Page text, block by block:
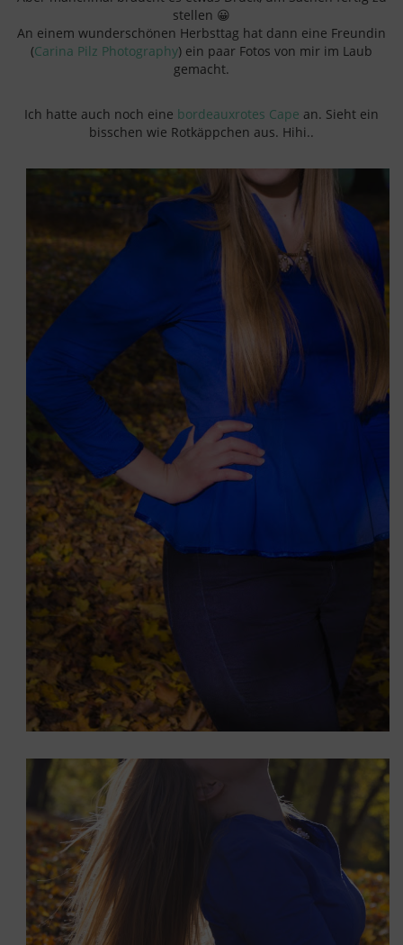
stellen 😀
An einem wunderschönen Herbsttag hat dann eine Freundin
(Carina Pilz Photography) ein paar Fotos von mir im Laub
gemacht.
Ich hatte auch noch eine bordeauxrotes Cape an. Sieht ein
bisschen wie Rotkäppchen aus. Hihi..